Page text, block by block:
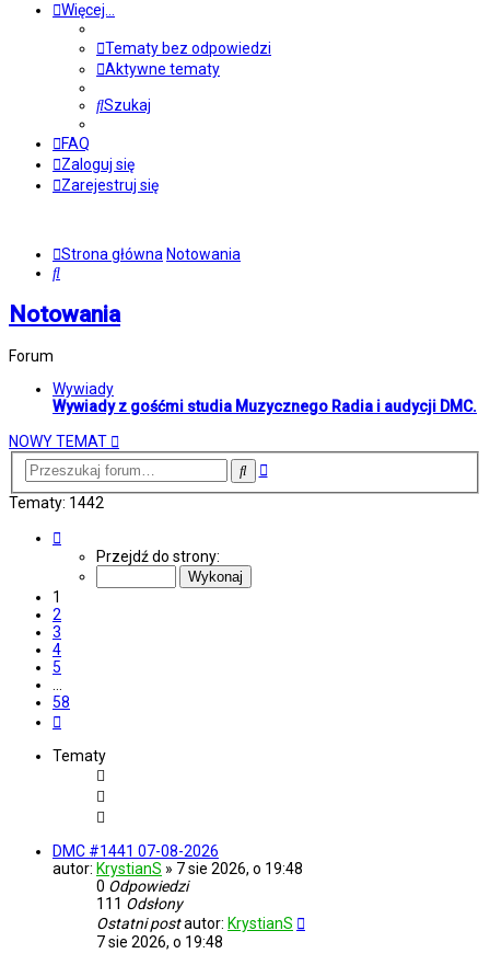
Więcej…
Tematy bez odpowiedzi
Aktywne tematy
Szukaj
FAQ
Zaloguj się
Zarejestruj się
Strona główna Notowania
Szukaj
Notowania
Forum
Wywiady
Wywiady z gośćmi studia Muzycznego Radia i audycji DMC.
NOWY TEMAT
SzukajWyszukiwanie
Tematy: 1442
Przejdź do strony:
1
2
3
4
5
…
58
Tematy
DMC #1441 07-08-2026
autor: KrystianS » 7 sie 2026, o 19:48
0 Odpowiedzi
111 Odsłony
Ostatni postautor: KrystianS
7 sie 2026, o 19:48